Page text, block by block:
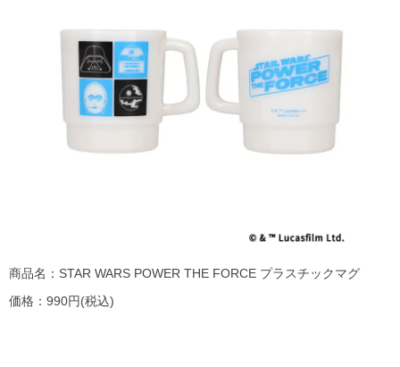
商品名：STAR WARS POWER THE FORCE プラスチックマグ
価格：990円(税込)